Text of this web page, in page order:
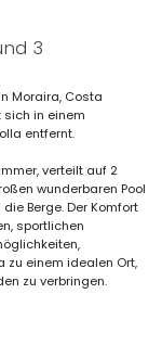
3
Moraira, Costa
sich in einem
entfernt.
verteilt auf 2
wunderbaren Pool
Berge. Der Komfort
sportlichen
zu einem idealen Ort,
zu verbringen.